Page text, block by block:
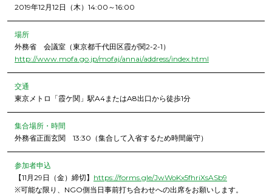
2019年12月12日（木）14:00～16:00
場所
外務省 会議室（東京都千代田区霞が関2-2-1）
http://www.mofa.go.jp/mofaj/annai/address/index.html
交通
東京メトロ「霞ケ関」駅A4またはA8出口から徒歩1分
集合場所・時間
外務省正面玄関 13:30（集合して入省するため時間厳守）
参加者申込
【11月29日（金）締切】 https://forms.gle/JwWoKx5fhriXsASb9
※可能な限り、NGO側当日事前打ち合わせへの出席をお願いします。